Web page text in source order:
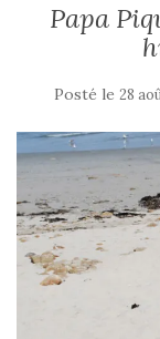
Papa
Posté le 28